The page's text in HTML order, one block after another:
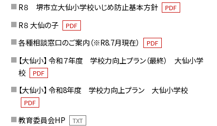
R８ 堺市立大仙小学校いじめ防止基本方針 PDF
R８ 大仙の子 PDF
各種相談窓口のご案内（※R8.7月現在） PDF
【大仙小】 令和７年度 学校力向上プラン（最終） 大仙小学
校
PDF
【大仙小】 令和8年度 学校力向上プラン 大仙小学校
PDF
教育委員会HP TXT